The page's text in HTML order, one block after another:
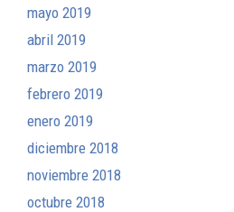
mayo 2019
abril 2019
marzo 2019
febrero 2019
enero 2019
diciembre 2018
noviembre 2018
octubre 2018